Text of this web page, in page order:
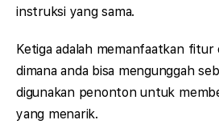
instruksi yang sama.
Ketiga adalah memanfaatkan
dimana anda bisa mengunggah
digunakan penonton untuk
yang menarik.